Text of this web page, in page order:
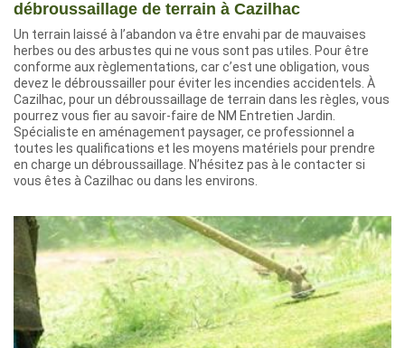
débroussaillage de terrain à Cazilhac
Un terrain laissé à l’abandon va être envahi par de mauvaises
herbes ou des arbustes qui ne vous sont pas utiles. Pour être
conforme aux règlementations, car c’est une obligation, vous
devez le débroussailler pour éviter les incendies accidentels. À
Cazilhac, pour un débroussaillage de terrain dans les règles, vous
pourrez vous fier au savoir-faire de NM Entretien Jardin.
Spécialiste en aménagement paysager, ce professionnel a
toutes les qualifications et les moyens matériels pour prendre
en charge un débroussaillage. N’hésitez pas à le contacter si
vous êtes à Cazilhac ou dans les environs.